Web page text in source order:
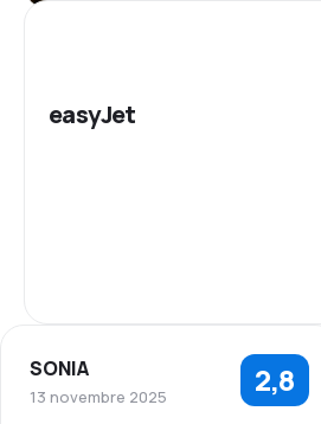
EasyJet non serve pasti gratuiti
I passeggeri possono ordinare un
nell'easyJet Bistro o acquistare
easyJet
Rete di rotte
SONIA
13 novembre 2025 2,8